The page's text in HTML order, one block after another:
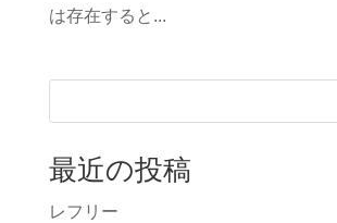
は存在すると...
最近の投稿
レフリー